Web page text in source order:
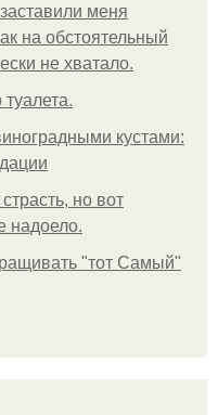
меня
на обстоятельный
не хватало.
кустами:
но вот
надоело.
"тот Самый"